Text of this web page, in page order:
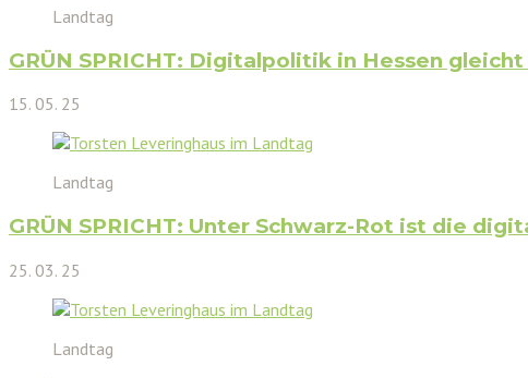
Landtag
GRÜN SPRICHT: Digitalpolitik in Hessen
15. 05. 25
Landtag
GRÜN SPRICHT: Unter Schwarz-Rot ist die
25. 03. 25
Landtag